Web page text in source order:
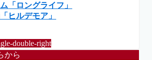
「ロングライフ」
ヒルデモア」
double-right
から